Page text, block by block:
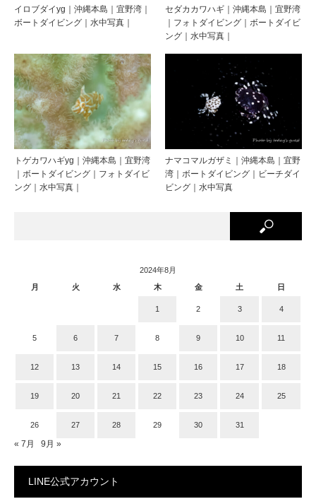
イロブダイyg｜沖縄本島｜宜野湾｜
ボートダイビング｜水中写真｜
セダカカワハギ｜沖縄本島｜宜野湾
｜フォトダイビング｜ボートダイビ
ング｜水中写真｜
トゲカワハギyg｜沖縄本島｜宜野湾
｜ボートダイビング｜フォトダイビ
ング｜水中写真｜
ナマコマルガザミ｜沖縄本島｜宜野
湾｜ボートダイビング｜ビーチダイ
ビング｜水中写真
2024年8月
月
火 水 木 金 土 日
1 2 3 4
5 6 7 8 9 10 11
12 13 14 15 16 17 18
19 20 21 22 23 24 25
26 27 28 29 30 31
« 7月 9月 »
LINE公式アカウント